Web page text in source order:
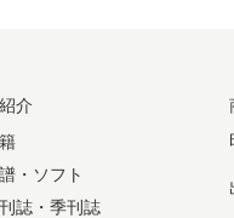
介
・ソフト
誌・季刊誌